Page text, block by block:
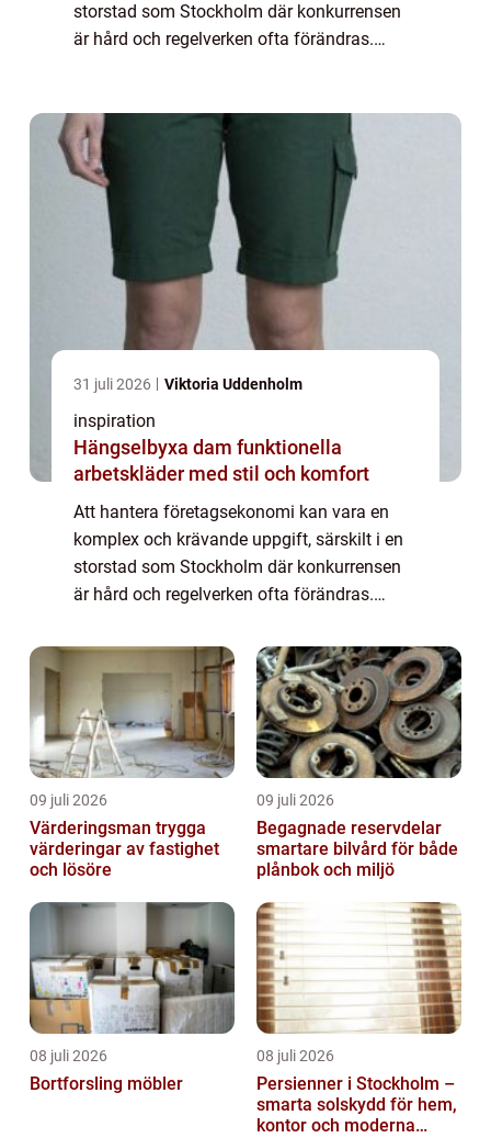
storstad som Stockholm där konkurrensen
är hård och regelverken ofta förändras.
31 juli 2026 Viktoria Uddenholm
inspiration
Hängselbyxa dam funktionella
arbetskläder med stil och komfort
Att hantera företagsekonomi kan vara en
komplex och krävande uppgift, särskilt i en
storstad som Stockholm där konkurrensen
är hård och regelverken ofta förändras.
09 juli 2026
Värderingsman trygga
värderingar av fastighet
och lösöre
09 juli 2026
Begagnade reservdelar
smartare bilvård för både
plånbok och miljö
08 juli 2026
Bortforsling möbler
08 juli 2026
Persienner i Stockholm –
smarta solskydd för hem,
kontor och moderna